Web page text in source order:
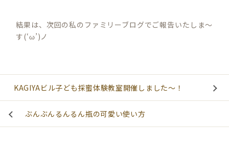
結果は、次回の私のファミリーブログでご報告いたしま～
す(‘ω’)ノ
KAGIYAビル子ども採蜜体験教室開催しました～！
ぶんぶんるんるん瓶の可愛い使い方